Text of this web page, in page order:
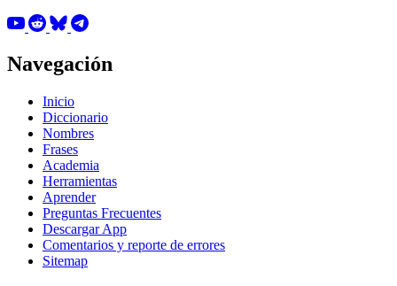
Navegación
Inicio
Diccionario
Nombres
Frases
Academia
Herramientas
Aprender
Preguntas Frecuentes
Descargar App
Comentarios y reporte de errores
Sitemap